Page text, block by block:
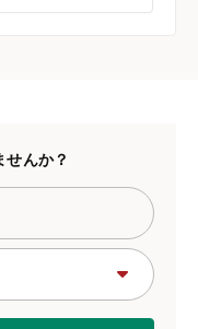
せんか？